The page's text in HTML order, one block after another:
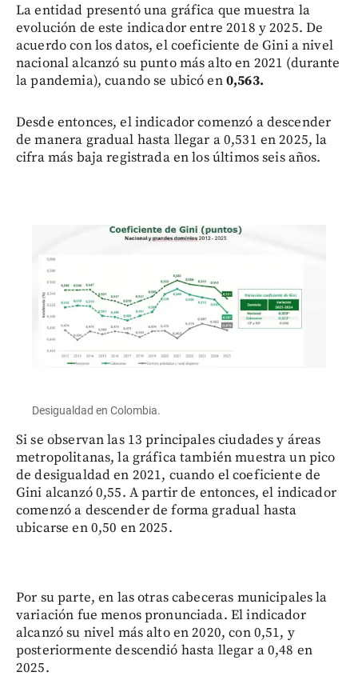
La entidad presentó una gráfica que muestra la
evolución de este indicador entre 2018 y 2025. De
acuerdo con los datos, el coeficiente de Gini a nivel
nacional alcanzó su punto más alto en 2021 (durante
la pandemia), cuando se ubicó en0,563.
Desde entonces, el indicador comenzó a descender
de manera gradual hasta llegar a 0,531 en 2025, la
cifra más baja registrada en los últimos seis años.
Desigualdad en Colombia.
Si se observan las 13 principales ciudades y áreas
metropolitanas, la gráfica también muestra un pico
de desigualdad en 2021, cuando el coeficiente de
Gini alcanzó 0,55. A partir de entonces, el indicador
comenzó a descender de forma gradual hasta
ubicarse en 0,50 en 2025.
Por su parte, en las otras cabeceras municipales la
variación fue menos pronunciada. El indicador
alcanzó su nivel más alto en 2020, con 0,51, y
posteriormente descendió hasta llegar a 0,48 en
2025.